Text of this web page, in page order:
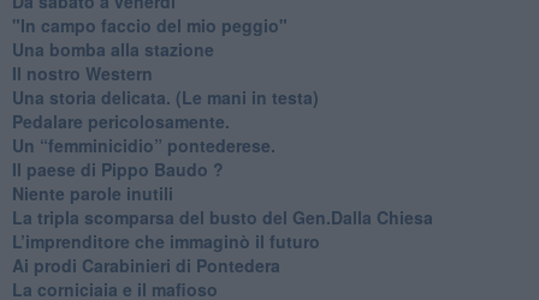
"In campo faccio del mio peggio"
Una bomba alla stazione
Il nostro Western
Una storia delicata. (Le mani in testa)
Pedalare pericolosamente.
Un “femminicidio” pontederese.
Il paese di Pippo Baudo ?
Niente parole inutili
La tripla scomparsa del busto del Gen.Dalla Chiesa
​L’imprenditore che immaginò il futuro
Ai prodi Carabinieri di Pontedera
​La corniciaia e il mafioso